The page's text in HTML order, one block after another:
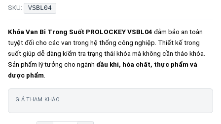
SKU: VSBL04
Khóa Van Bi Trong Suốt PROLOCKEY VSBL04 đảm bảo an toàn
tuyệt đối cho các van trong hệ thống công nghiệp. Thiết kế trong
suốt giúp dễ dàng kiểm tra trạng thái khóa mà không cần tháo khóa.
Sản phẩm lý tưởng cho ngành dầu khí, hóa chất, thực phẩm và
dược phẩm
GIÁ THAM KHẢO